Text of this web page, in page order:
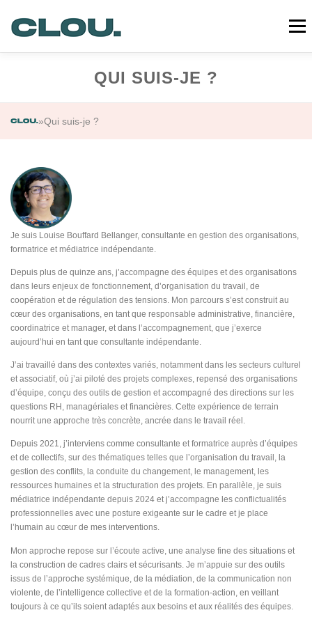
contenu
Menu
PRESTATIONS MA DÉMARCHE
QUI SUIS-JE ?
»Qui suis-je ?
Je suis Louise Bouffard Bellanger, consultante en gestion des organisations,
formatrice et médiatrice indépendante.
Depuis plus de quinze ans, j’accompagne des équipes et des organisations
dans leurs enjeux de fonctionnement, d’organisation du travail, de
coopération et de régulation des tensions. Mon parcours s’est construit au
cœur des organisations, en tant que responsable administrative, financière,
coordinatrice et manager, et dans l’accompagnement, que j’exerce
aujourd’hui en tant que consultante indépendante.
J’ai travaillé dans des contextes variés, notamment dans les secteurs culturel
et associatif, où j’ai piloté des projets complexes, repensé des organisations
d’équipe, conçu des outils de gestion et accompagné des directions sur les
questions RH, managériales et financières. Cette expérience de terrain
nourrit une approche très concrète, ancrée dans le travail réel.
Depuis 2021, j’interviens comme consultante et formatrice auprès d’équipes
et de collectifs, sur des thématiques telles que l’organisation du travail, la
gestion des conflits, la conduite du changement, le management, les
ressources humaines et la structuration des projets. En parallèle, je suis
médiatrice indépendante depuis 2024 et j’accompagne les conflictualités
professionnelles avec une posture exigeante sur le cadre et je place
l’humain au cœur de mes interventions.
Mon approche repose sur l’écoute active, une analyse fine des situations et
la construction de cadres clairs et sécurisants. Je m’appuie sur des outils
issus de l’approche systémique, de la médiation, de la communication non
violente, de l’intelligence collective et de la formation-action, en veillant
toujours à ce qu’ils soient adaptés aux besoins et aux réalités des équipes.